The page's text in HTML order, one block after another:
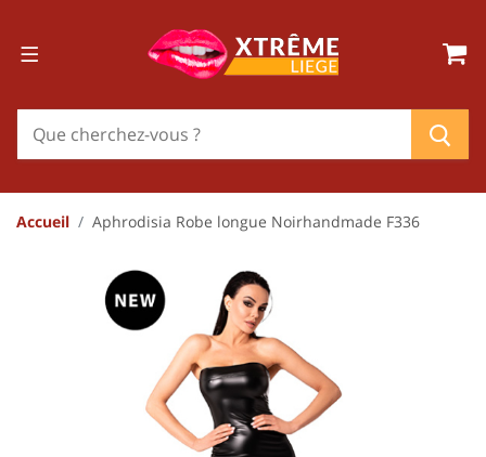
Accueil Aphrodisia Robe longue Noirhandmade F336